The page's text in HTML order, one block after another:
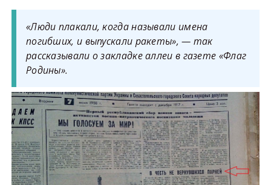
«Люди плакали, когда называли имена
погибших, и выпускали ракеты», — так
рассказывали о закладке аллеи в газете «Флаг
Родины».